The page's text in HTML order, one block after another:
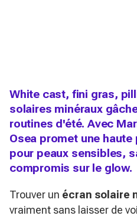
White cast, fini gras,
solaires minéraux
routines d'été. Avec
Osea promet une
pour peaux sensibles,
compromis sur le glow.
Trouver un écran solaire
vraiment sans laisser de